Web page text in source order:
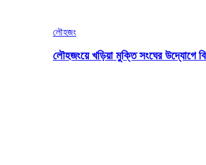
লৌহজং
লৌহজংয়ে খড়িয়া মুক্তি সংঘের উদ্যোগে